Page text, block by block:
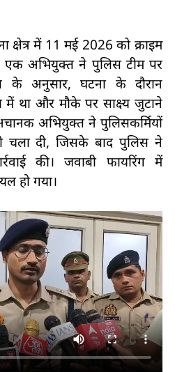
क्षेत्र में 11 मई 2026 को क्राइम
एक अभियुक्त ने पुलिस टीम पर
के अनुसार, घटना के दौरान
में था और मौके पर साक्ष्य जुटाने
अभियुक्त ने पुलिसकर्मियों
चला दी, जिसके बाद पुलिस ने
की। जवाबी फायरिंग में
हो गया।